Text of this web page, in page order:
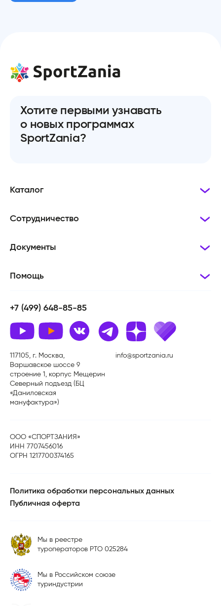
Хотите первыми узнавать
о новых программах
SportZania?
Каталог
Сотрудничество
Документы
Помощь
+7 (499) 648-85-85
117105, г. Москва,
Варшавское шоссе 9
строение 1, корпус Мещерин
Северный подъезд (БЦ
«Даниловская
мануфактура»)
info@sportzania.ru
ООО «СПОРТЗАНИЯ»
ИНН 7707456016
ОГРН 1217700374165
Политика обработки персональных данных
Публичная оферта
Мы в реестре
туроператоров РТО 025284
Мы в Российском союзе
туриндустрии